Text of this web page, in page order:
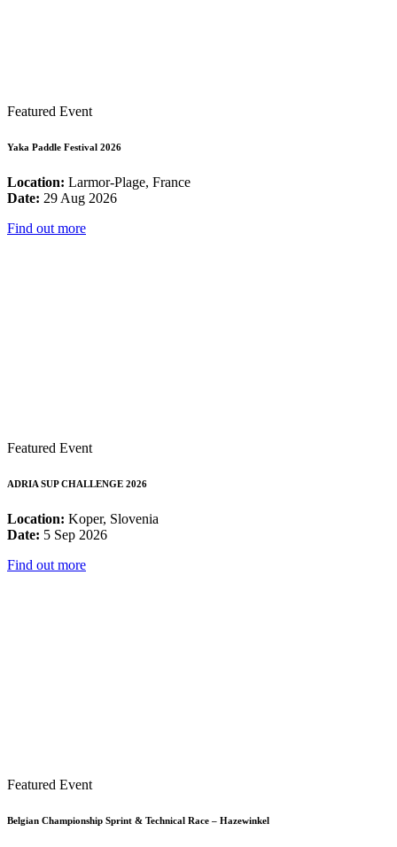
Featured Event
Yaka Paddle Festival 2026
Location: Larmor-Plage, France
Date: 29 Aug 2026
Find out more
Featured Event
ADRIA SUP CHALLENGE 2026
Location: Koper, Slovenia
Date: 5 Sep 2026
Find out more
Featured Event
Belgian Championship Sprint & Technical Race – Hazewinkel